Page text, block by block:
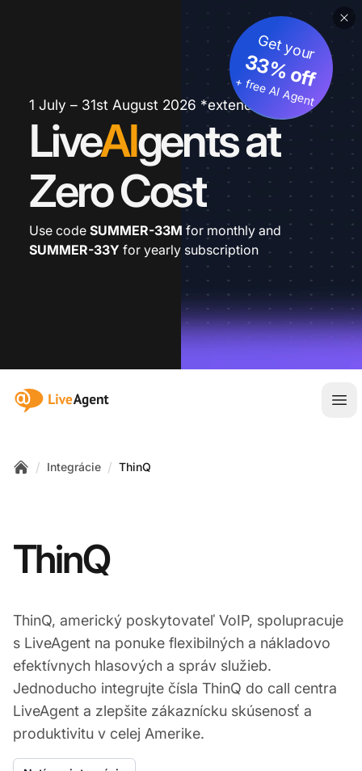
1 July – 31st August 2026 *extended
LiveAIgents at
Zero Cost
Get your
33% off
+ free AI Agent
Use code SUMMER-33M for monthly and
SUMMER-33Y for yearly subscription
:site.title
/ Integrácie / ThinQ
ThinQ
ThinQ, americký poskytovateľ VoIP, spolupracuje
s LiveAgent na ponuke flexibilných a nákladovo
efektívnych hlasových a správ služieb.
Jednoducho integrujte čísla ThinQ do call centra
LiveAgent a zlepšite zákaznícku skúsenosť a
produktivitu v celej Amerike.